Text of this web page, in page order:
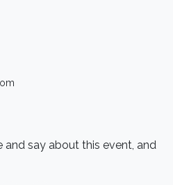
say about this event, and